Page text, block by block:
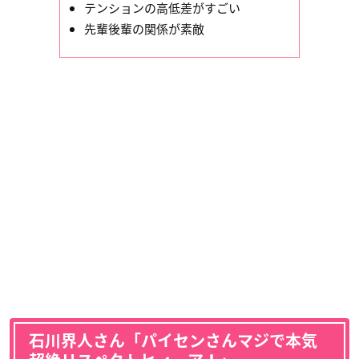
テンションの高低差がすごい
先輩後輩の関係が素敵
石川界人さん「パイセンさんマジで本気